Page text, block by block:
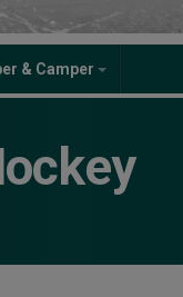
& Camper